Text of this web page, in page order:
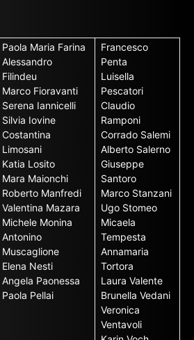
Paola Maria Farina
Alessandro
Filindeu
Marco Fioravanti
Serena Iannicelli
Silvia Iovine
Costantina
Limosani
Katia Losito
Mara Maionchi
Roberto Manfredi
Valentina Mazara
Michele Monina
Antonino
Muscaglione
Elena Nesti
Angela Paonessa
Paola Pellai
Francesco
Penta
Luisella
Pescatori
Claudio
Ramponi
Corrado Salemi
Alberto Salerno
Giuseppe
Santoro
Marco Stanzani
Ugo Stomeo
Micaela
Tempesta
Annamaria
Tortora
Laura Valente
Brunella Vedani
Veronica
Ventavoli